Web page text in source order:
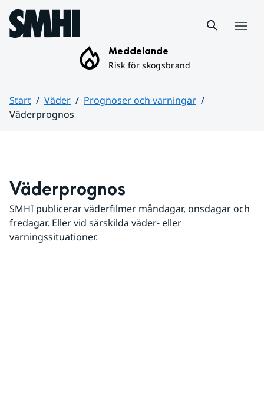
Hoppa till sidans innehåll
Meddelande
Risk för skogsbrand
Start Väder
Prognoser och varningar
Väderprognos
Väderprognos
SMHI publicerar väderfilmer måndagar, onsdagar och
fredagar. Eller vid särskilda väder- eller
varningssituationer.